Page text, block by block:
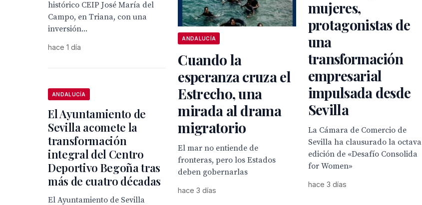
histórico CEIP José María del
Campo, en Triana, con una
inversión...
hace 1 día
ANDALUCÍA
Cuando la
esperanza cruza el
Estrecho, una
mirada al drama
migratorio
El mar no entiende de
fronteras, pero los Estados
deben gobernarlas
hace 3 días
mujeres,
protagonistas de
una
transformación
empresarial
impulsada desde
Sevilla
La Cámara de Comercio de
Sevilla ha clausurado la octava
edición de «Desafío Consolida
for Women»
hace 3 días
ANDALUCÍA
El Ayuntamiento de
Sevilla acomete la
transformación
integral del Centro
Deportivo Begoña tras
más de cuatro décadas
El Ayuntamiento de Sevilla